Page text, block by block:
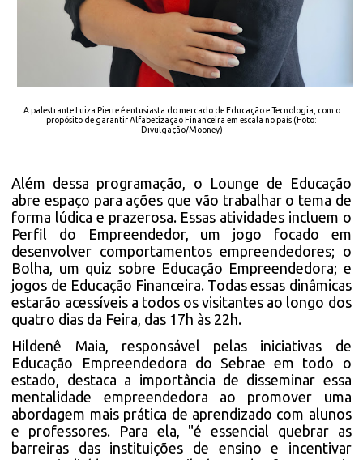
A palestrante Luiza Pierre é entusiasta do mercado de Educação e Tecnologia, com o
propósito de garantir Alfabetização Financeira em escala no país (Foto:
Divulgação/Mooney)
Além dessa programação, o Lounge de Educação
abre espaço para ações que vão trabalhar o tema de
forma lúdica e prazerosa. Essas atividades incluem o
Perfil do Empreendedor, um jogo focado em
desenvolver comportamentos empreendedores; o
Bolha, um quiz sobre Educação Empreendedora; e
jogos de Educação Financeira. Todas essas dinâmicas
estarão acessíveis a todos os visitantes ao longo dos
quatro dias da Feira, das 17h às 22h.
Hildenê Maia, responsável pelas iniciativas de
Educação Empreendedora do Sebrae em todo o
estado, destaca a importância de disseminar essa
mentalidade empreendedora ao promover uma
abordagem mais prática de aprendizado com alunos
e professores. Para ela, "é essencial quebrar as
barreiras das instituições de ensino e incentivar